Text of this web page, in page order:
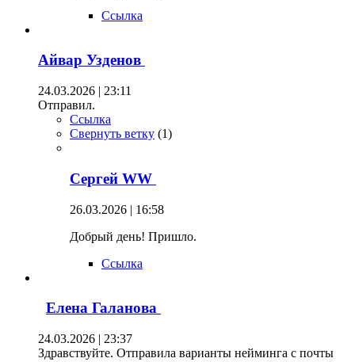
Ссылка
Айвар Узденов
24.03.2026 | 23:11
Отправил.
Ссылка
Свернуть ветку (1)
Сергей WW
26.03.2026 | 16:58
Добрый день! Пришло.
Ссылка
Елена Галанова
24.03.2026 | 23:37
Здравствуйте. Отправила варианты нейминга с почты